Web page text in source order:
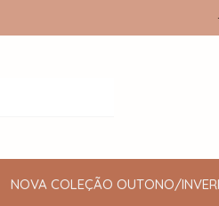
NOVA COLEÇÃO OUTONO/